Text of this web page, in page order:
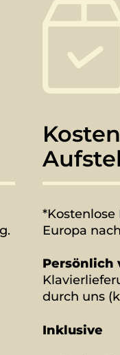
*Kostenlose
Europa
Persönlich
durch uns
Inklusive